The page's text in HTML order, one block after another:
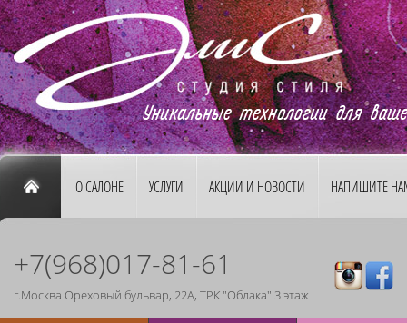
О САЛОНЕ УСЛУГИ АКЦИИ И НОВОСТИ НАПИШИТЕ
+7(968)017-81-61
г.Москва Ореховый бульвар, 22А, ТРК "Облака" 3 этаж